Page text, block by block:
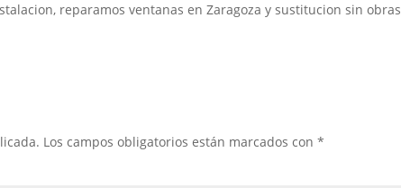
reparamos ventanas en Zaragoza y sustitucion sin obras
Los campos obligatorios están marcados con*